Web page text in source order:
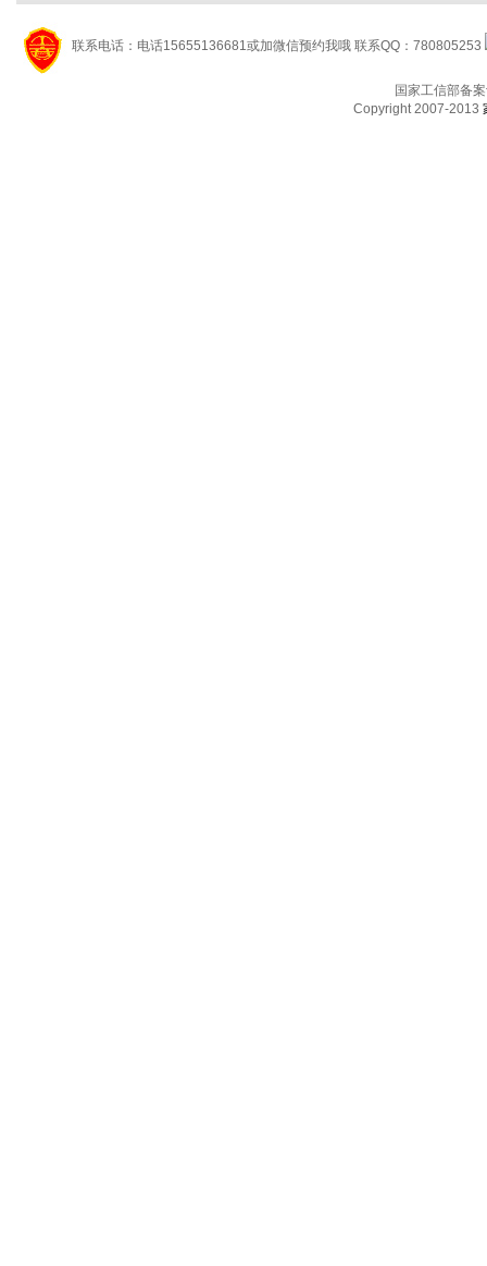
联系电话：电话15655136681或加微信预约我哦 联系QQ：780805253
国家工信部备
Copyright 2007-2013